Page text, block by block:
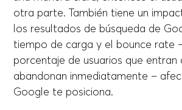
otra parte. También tiene un
los resultados de búsqueda de
tiempo de carga y el bounce rate
porcentaje de usuarios que entran
abandonan inmediatamente –
Google te posiciona.